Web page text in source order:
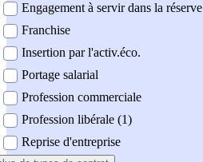
Engagement à servir dans la réserve
Franchise
Insertion par l'activ.éco.
Portage salarial
Profession commerciale
Profession libérale (1)
Reprise d'entreprise